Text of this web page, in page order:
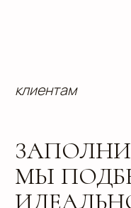
О компании
Пн.-Пт.: с 9.00 до 18.00
Адрес офиса: 620075, г.